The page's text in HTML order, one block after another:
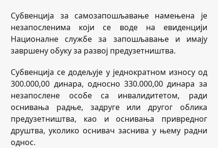
Субвенција за самозапошљавање намењена је
незапосленима који се воде на евиденцији
Националне службе за запошљавање и имају
завршену обуку за развој предузетништва.
Субвенција се додељује у једнократном износу од
300.000,00 динара, односно 330.000,00 динара за
незапослене особе са инвалидитетом, ради
оснивања радње, задруге или другог облика
предузетништва, као и оснивања привредног
друштва, уколико оснивач заснива у њему радни
однос.